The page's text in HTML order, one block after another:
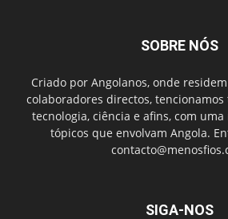
SOBRE NÓS
Criado por Angolanos, onde
colaboradores directos,
tecnologia, ciência e afins, com
tópicos que envolvam Angola.
SIGA-NOS